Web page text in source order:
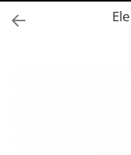
Adezivi, mortare si
Grund pentru